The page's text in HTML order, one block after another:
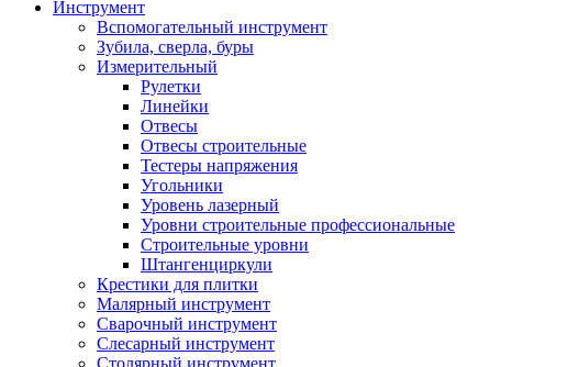
Инструмент
Вспомогательный инструмент
Зубила, сверла, буры
Измерительный
Рулетки
Линейки
Отвесы
Отвесы строительные
Тестеры напряжения
Угольники
Уровень лазерный
Уровни строительные профессиональные
Строительные уровни
Штангенциркули
Крестики для плитки
Малярный инструмент
Сварочный инструмент
Слесарный инструмент
Столярный инструмент